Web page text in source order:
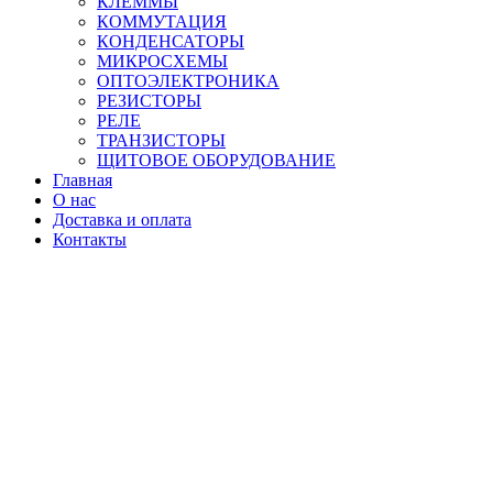
КОММУТАЦИЯ
КОНДЕНСАТОРЫ
МИКРОСХЕМЫ
ОПТОЭЛЕКТРОНИКА
РЕЗИСТОРЫ
РЕЛЕ
ТРАНЗИСТОРЫ
ЩИТОВОЕ ОБОРУДОВАНИЕ
Главная
О нас
Доставка и оплата
Контакты